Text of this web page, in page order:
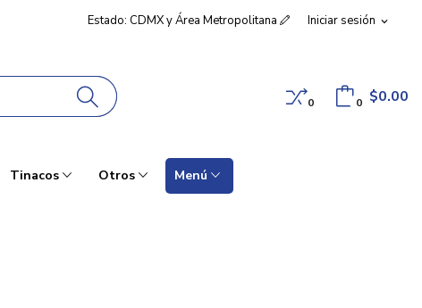
Iniciar sesión expand_more
Estado: CDMX y Área Metropolitana
0 $0.00
0
Tinacos Otros Menú